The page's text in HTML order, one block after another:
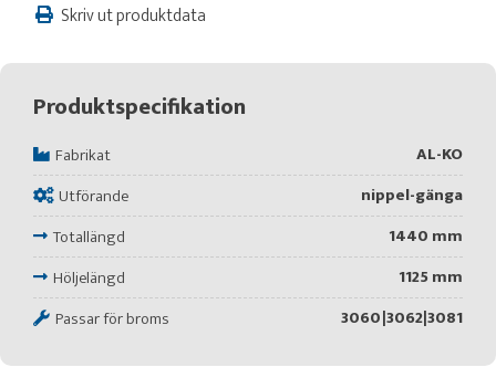
Skriv ut produktdata
Produktspecifikation
Fabrikat
AL-KO
Utförande
nippel-gänga
Totallängd
1440 mm
Höljelängd
1125 mm
Passar för broms
3060|3062|3081